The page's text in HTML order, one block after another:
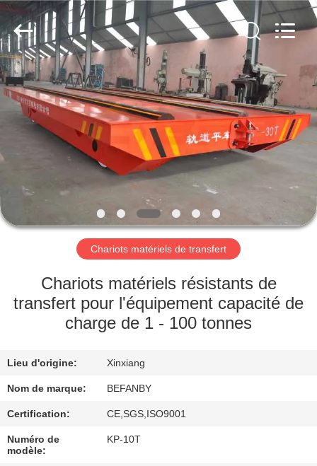
MAISON
PRODUITS
A
PROPOS
DE
NOUS
VISITE
D'USINE
DE
QUALITÉ
CONTACTEZ-
NOUS
Xinxiang
Hundred
Percent
Electrical
and
Mechanical
Co.,Ltd.
All
Rights
Reserved.
Chariots matériels de transfert
Chariots matériels résistants de
transfert pour l'équipement capacité de
charge de 1 - 100 tonnes
Lieu d'origine: Xinxiang
Nom de marque: BEFANBY
Certification: CE,SGS,ISO9001
Numéro de
modèle:
KP-10T